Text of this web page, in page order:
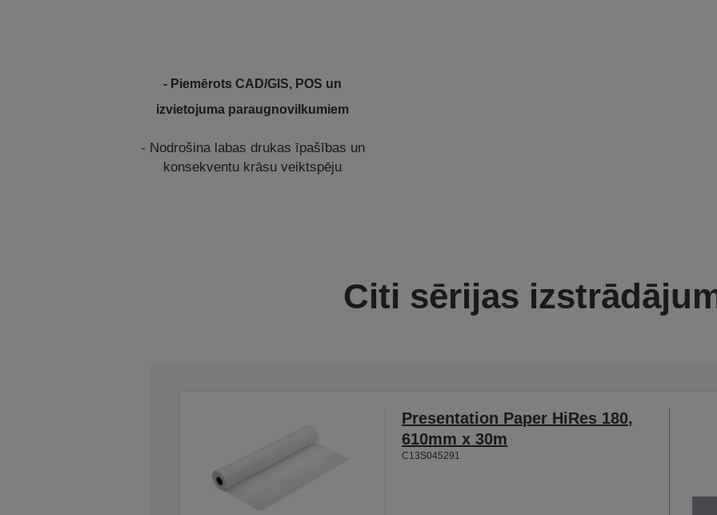
- Piemērots CAD/GIS, POS un
izvietojuma paraugnovilkumiem
- Nodrošina labas drukas īpašības un
konsekventu krāsu veiktspēju
Citi sērijas
Presentation Paper HiRes 180,
610mm x 30m
C13S045291